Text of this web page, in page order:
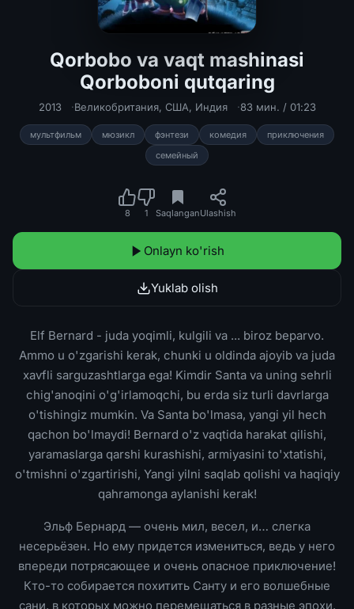
Qorbobo va vaqt mashinasi
Qorboboni qutqaring
Qorbobo va vaqt mashinasi
2013 Великобритания, США, Индия 83 мин. / 01:23
мультфильм мюзикл фэнтези комедия
приключения
семейный
8 1 SaqlanganUlashish
Onlayn ko'rish
Yuklab olish
Elf Bernard - juda yoqimli, kulgili va ... biroz beparvo.
Ammo u o'zgarishi kerak, chunki u oldinda ajoyib va juda
xavfli sarguzashtlarga ega! Kimdir Santa va uning sehrli
chig'anoqini o'g'irlamoqchi, bu erda siz turli davrlarga
o'tishingiz mumkin. Va Santa bo'lmasa, yangi yil hech
qachon bo'lmaydi! Bernard o'z vaqtida harakat qilishi,
yaramaslarga qarshi kurashishi, armiyasini to'xtatishi,
o'tmishni o'zgartirishi, Yangi yilni saqlab qolishi va haqiqiy
qahramonga aylanishi kerak!
Эльф Бернард — очень мил, весел, и… слегка
несерьёзен. Но ему придется измениться, ведь у него
впереди потрясающее и очень опасное приключение!
Кто-то собирается похитить Санту и его волшебные
сани, в которых можно перемещаться в разные эпохи.